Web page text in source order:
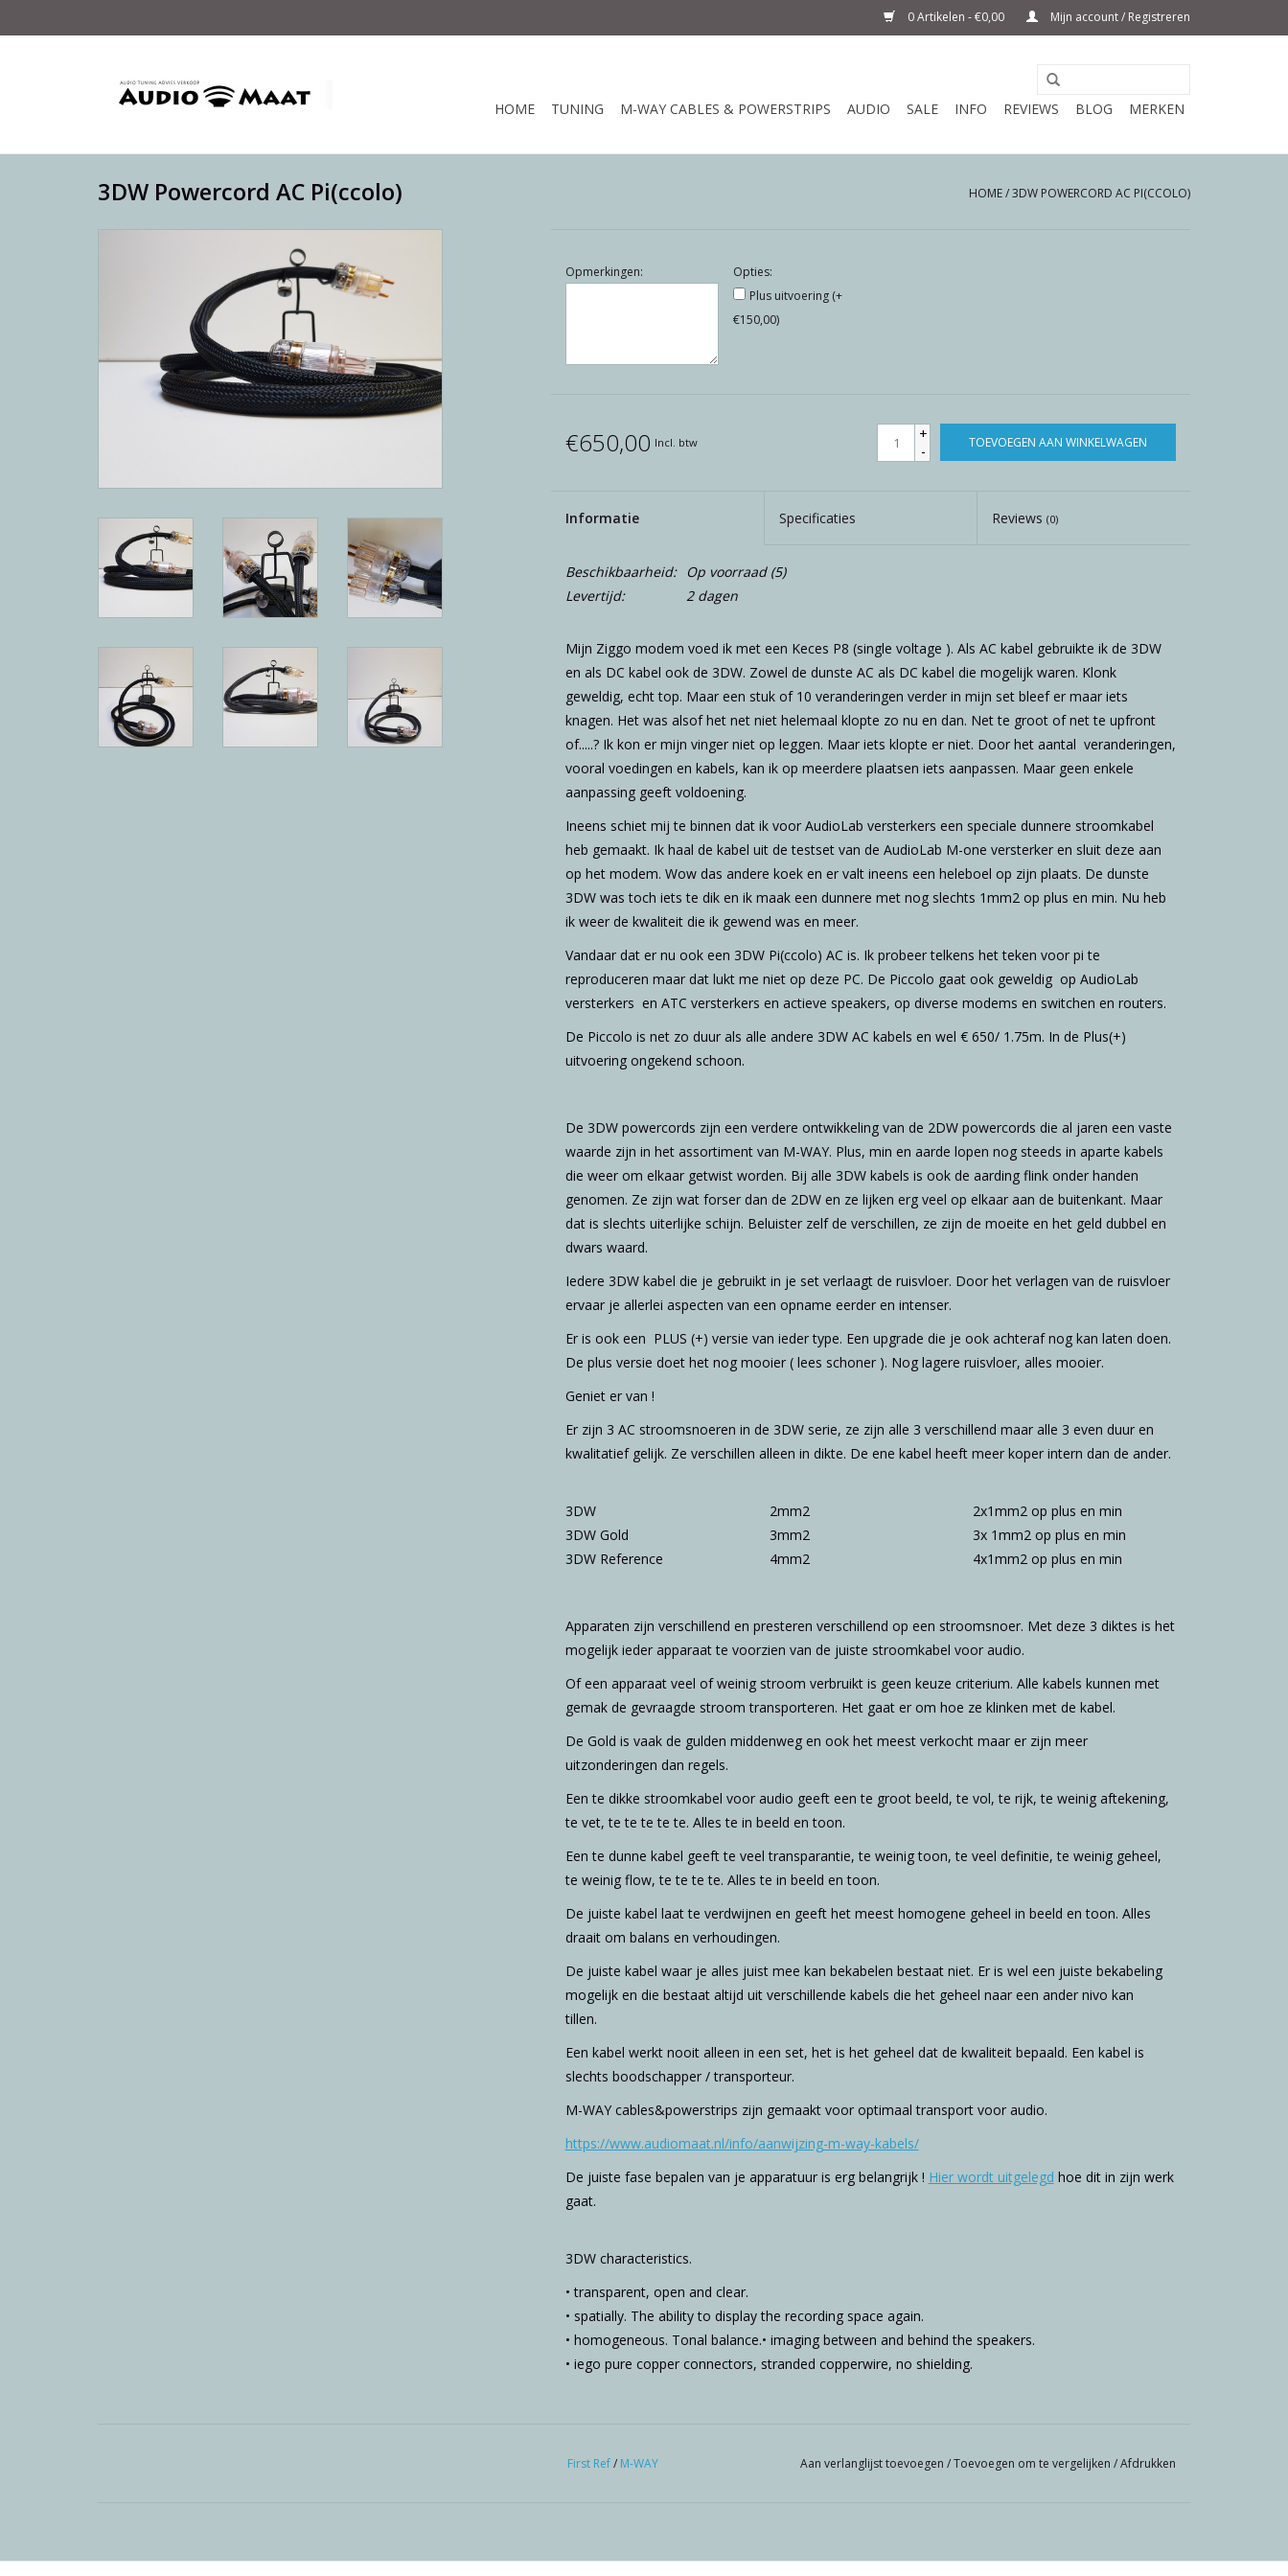
0 Artikelen - €0,00 Mijn account / Registreren
HOME TUNING M-WAY CABLES & POWERSTRIPS AUDIO SALE INFO REVIEWS BLOG MERKEN
3DW Powercord AC Pi(ccolo) HOME/3DW POWERCORD AC PI(CCOLO)
Opmerkingen:
Opties:
Plus uitvoering (+
€150,00)
€650,00 Incl. btw
+
-
TOEVOEGEN AAN WINKELWAGEN
Informatie Specificaties Reviews(0)
Beschikbaarheid: Op voorraad(5)
Levertijd:
2 dagen
Mijn Ziggo modem voed ik met een Keces P8 (single voltage ). Als AC kabel gebruikte ik de 3DW
en als DC kabel ook de 3DW. Zowel de dunste AC als DC kabel die mogelijk waren. Klonk
geweldig, echt top. Maar een stuk of 10 veranderingen verder in mijn set bleef er maar iets
knagen. Het was alsof het net niet helemaal klopte zo nu en dan. Net te groot of net te upfront
of.....? Ik kon er mijn vinger niet op leggen. Maar iets klopte er niet. Door het aantal veranderingen,
vooral voedingen en kabels, kan ik op meerdere plaatsen iets aanpassen. Maar geen enkele
aanpassing geeft voldoening.
Ineens schiet mij te binnen dat ik voor AudioLab versterkers een speciale dunnere stroomkabel
heb gemaakt. Ik haal de kabel uit de testset van de AudioLab M-one versterker en sluit deze aan
op het modem. Wow das andere koek en er valt ineens een heleboel op zijn plaats. De dunste
3DW was toch iets te dik en ik maak een dunnere met nog slechts 1mm2 op plus en min. Nu heb
ik weer de kwaliteit die ik gewend was en meer.
Vandaar dat er nu ook een 3DW Pi(ccolo) AC is. Ik probeer telkens het teken voor pi te
reproduceren maar dat lukt me niet op deze PC. De Piccolo gaat ook geweldig op AudioLab
versterkers en ATC versterkers en actieve speakers, op diverse modems en switchen en routers.
De Piccolo is net zo duur als alle andere 3DW AC kabels en wel € 650/ 1.75m. In de Plus(+)
uitvoering ongekend schoon.
De 3DW powercords zijn een verdere ontwikkeling van de 2DW powercords die al jaren een vaste
waarde zijn in het assortiment van M-WAY. Plus, min en aarde lopen nog steeds in aparte kabels
die weer om elkaar getwist worden. Bij alle 3DW kabels is ook de aarding flink onder handen
genomen. Ze zijn wat forser dan de 2DW en ze lijken erg veel op elkaar aan de buitenkant. Maar
dat is slechts uiterlijke schijn. Beluister zelf de verschillen, ze zijn de moeite en het geld dubbel en
dwars waard.
Iedere 3DW kabel die je gebruikt in je set verlaagt de ruisvloer. Door het verlagen van de ruisvloer
ervaar je allerlei aspecten van een opname eerder en intenser.
Er is ook een PLUS (+) versie van ieder type. Een upgrade die je ook achteraf nog kan laten doen.
De plus versie doet het nog mooier ( lees schoner ). Nog lagere ruisvloer, alles mooier.
Geniet er van !
Er zijn 3 AC stroomsnoeren in de 3DW serie, ze zijn alle 3 verschillend maar alle 3 even duur en
kwalitatief gelijk. Ze verschillen alleen in dikte. De ene kabel heeft meer koper intern dan de ander.
3DW 2mm2
2x1mm2 op plus en min
3DW Gold
3mm2
3x 1mm2 op plus en min
3DW Reference
4mm2 4x1mm2 op plus en min
Apparaten zijn verschillend en presteren verschillend op een stroomsnoer. Met deze 3 diktes is het
mogelijk ieder apparaat te voorzien van de juiste stroomkabel voor audio.
Of een apparaat veel of weinig stroom verbruikt is geen keuze criterium. Alle kabels kunnen met
gemak de gevraagde stroom transporteren. Het gaat er om hoe ze klinken met de kabel.
De Gold is vaak de gulden middenweg en ook het meest verkocht maar er zijn meer
uitzonderingen dan regels.
Een te dikke stroomkabel voor audio geeft een te groot beeld, te vol, te rijk, te weinig aftekening,
te vet, te te te te te. Alles te in beeld en toon.
Een te dunne kabel geeft te veel transparantie, te weinig toon, te veel definitie, te weinig geheel,
te weinig flow, te te te te. Alles te in beeld en toon.
De juiste kabel laat te verdwijnen en geeft het meest homogene geheel in beeld en toon. Alles
draait om balans en verhoudingen.
De juiste kabel waar je alles juist mee kan bekabelen bestaat niet. Er is wel een juiste bekabeling
mogelijk en die bestaat altijd uit verschillende kabels die het geheel naar een ander nivo kan
tillen.
Een kabel werkt nooit alleen in een set, het is het geheel dat de kwaliteit bepaald. Een kabel is
slechts boodschapper / transporteur.
M-WAY cables&powerstrips zijn gemaakt voor optimaal transport voor audio.
https://www.audiomaat.nl/info/aanwijzing-m-way-kabels/
De juiste fase bepalen van je apparatuur is erg belangrijk ! Hier wordt uitgelegd hoe dit in zijn werk
gaat.
3DW characteristics.
• transparent, open and clear.
• spatially. The ability to display the recording space again.
• homogeneous. Tonal balance.• imaging between and behind the speakers.
• iego pure copper connectors, stranded copperwire, no shielding.
First Ref/ M-WAY Aan verlanglijst toevoegen /Toevoegen om te vergelijken /Afdrukken